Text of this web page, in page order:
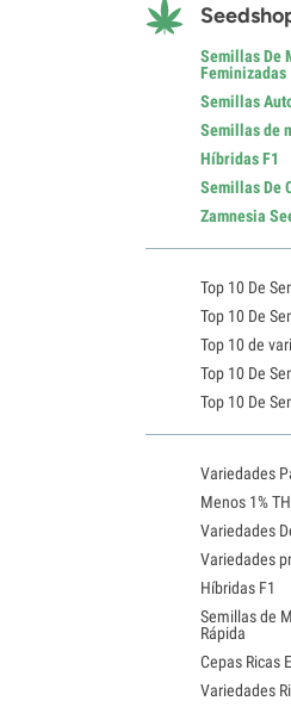
Semillas De
Feminizadas
Semillas
Semillas de
Híbridas F1
Semillas De
Zamnesia
Top 10 De
Top 10 De
Top 10 de
Top 10 De
Top 10 De
Variedades
Menos 1%
Variedades
Variedades
Híbridas F1
Semillas de
Rápida
Cepas Ricas
Variedades